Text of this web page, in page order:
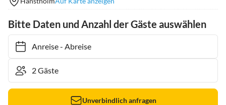
Bitte Daten und Anzahl der Gäste auswählen
Anreise- Abreise
Unverbindlich anfragen